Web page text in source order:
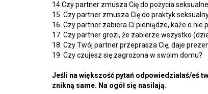
14.Czy partner zmusza Cię do pożycia
15. Czy partner zmusza Cię do praktyk
16. Czy partner zabiera Ci pieniądze, każe o nie
17. Czy partner grozi, że zabierze wszystko
18. Czy Twój partner przeprasza Cię, daje
19. Czy czujesz się zagrożona w swoim domu?
Jeśli na większość pytań odpowiedziałaś/eś
znikną same. Na ogół się nasilają.